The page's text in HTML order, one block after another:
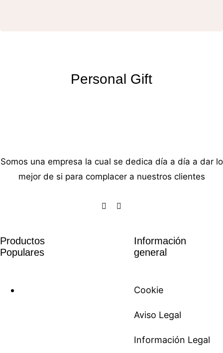
Personal Gift
Somos una empresa la cual se dedica día a día a dar lo
mejor de si para complacer a nuestros clientes
Productos
Populares
Información
general
Cookie
Aviso Legal
Información Legal